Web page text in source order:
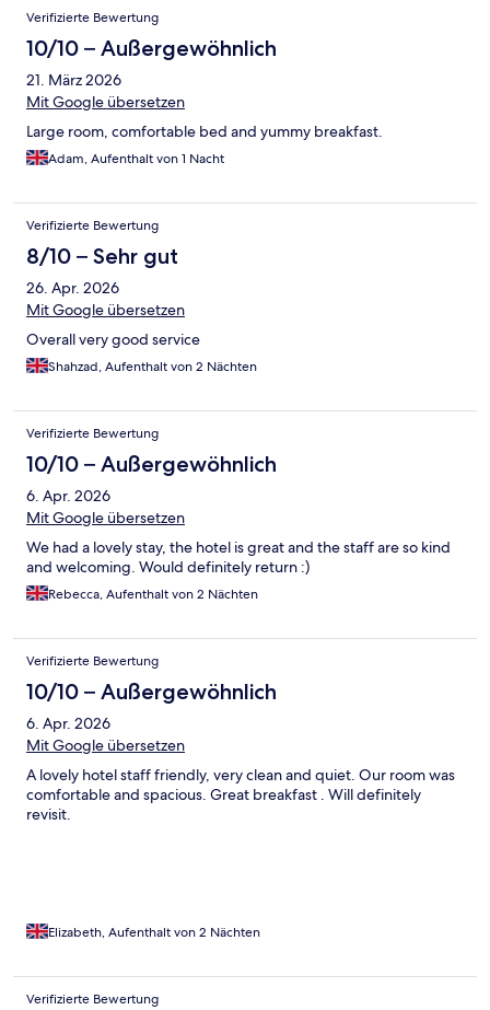
Verifizierte Bewertung
10/10 – Außergewöhnlich
21. März 2026
Mit Google übersetzen
Large room, comfortable bed and yummy breakfast.
Adam, Aufenthalt von 1 Nacht
Verifizierte Bewertung
8/10 – Sehr gut
26. Apr. 2026
Mit Google übersetzen
Overall very good service
Shahzad, Aufenthalt von 2 Nächten
Verifizierte Bewertung
10/10 – Außergewöhnlich
6. Apr. 2026
Mit Google übersetzen
We had a lovely stay, the hotel is great and the staff are so kind
and welcoming. Would definitely return :)
Rebecca, Aufenthalt von 2 Nächten
Verifizierte Bewertung
10/10 – Außergewöhnlich
6. Apr. 2026
Mit Google übersetzen
A lovely hotel staff friendly, very clean and quiet. Our room was
comfortable and spacious. Great breakfast . Will definitely
revisit.
Elizabeth, Aufenthalt von 2 Nächten
Verifizierte Bewertung